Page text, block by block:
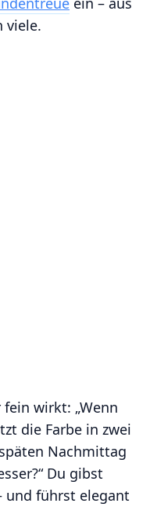
viele.
wirkt: „Wenn
die Farbe in zwei
Nachmittag
Du gibst
und führst elegant